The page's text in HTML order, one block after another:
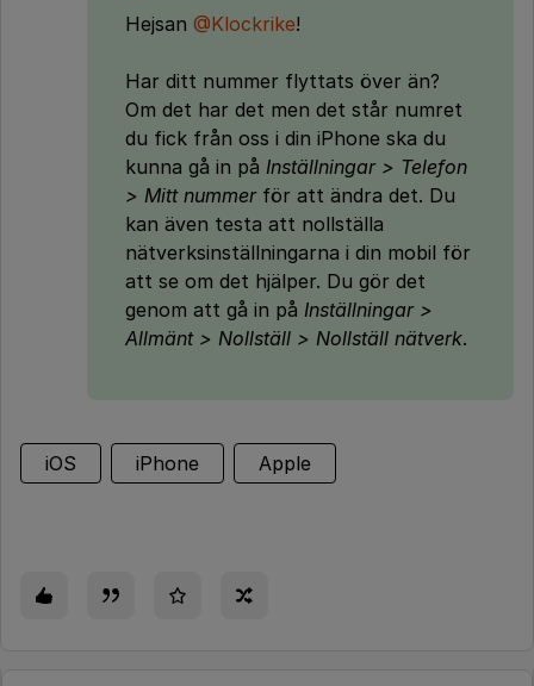
Hejsan @Klockrike!
Har ditt nummer flyttats över än?
Om det har det men det står numret
du fick från oss i din iPhone ska du
kunna gå in på Inställningar > Telefon
> Mitt nummerför att ändra det. Du
kan även testa att nollställa
nätverksinställningarna i din mobil för
att se om det hjälper. Du gör det
genom att gå in på Inställningar >
Allmänt > Nollställ > Nollställ nätverk.
iOS iPhone Apple